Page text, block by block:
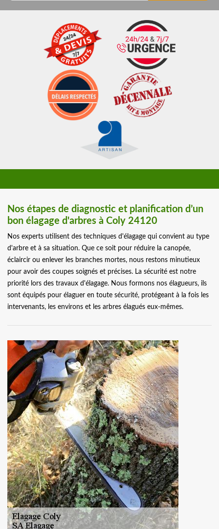
Nos étapes de diagnostic et planification d’un
bon élagage d'arbres à Coly 24120
Nos experts utilisent des techniques d'élagage qui convient au type
d'arbre et à sa situation. Que ce soit pour réduire la canopée,
éclaircir ou enlever les branches mortes, nous restons minutieux
pour avoir des coupes soignés et précises. La sécurité est notre
priorité lors des travaux d'élagage. Nous formons nos élagueurs, ils
sont équipés pour élaguer en toute sécurité, protégeant à la fois les
intervenants, les environs et les arbres élagués eux-mêmes.